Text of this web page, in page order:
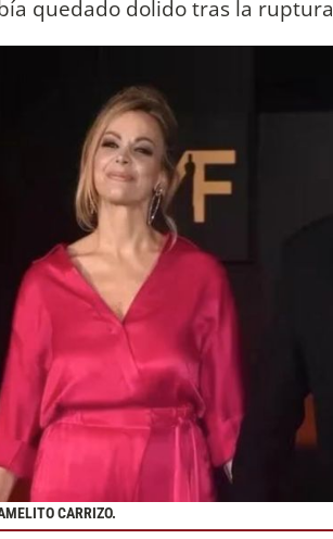
quedado dolido tras la
CARRIZO.